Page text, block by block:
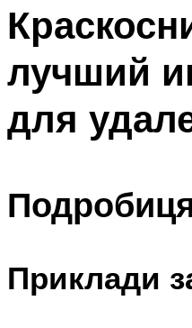
лучший
для
Приклади